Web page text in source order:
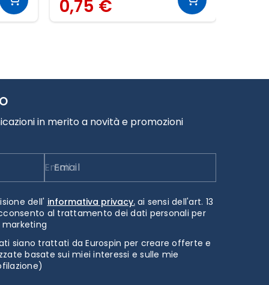
0,75 €
in merito a novità e promozioni
Email
dell' informativa privacy.ai sensi dell'art. 13
al trattamento dei dati personali per
siano trattati da Eurospin per creare offerte e
basate sui miei interessi e sulle mie